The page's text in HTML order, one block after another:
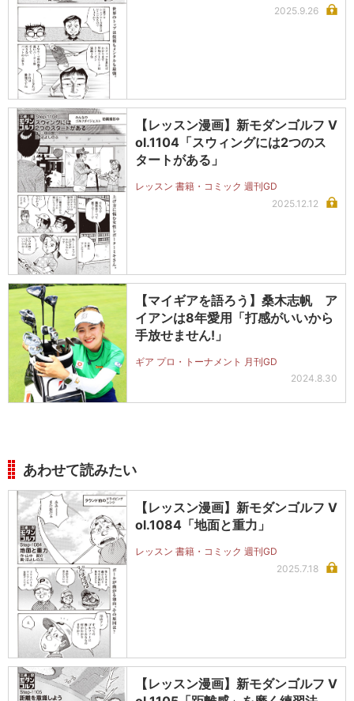
2025.9.26
【レッスン漫画】新モダンゴルフ V
ol.1104「スウィングには2つのス
タートがある」
レッスン 書籍・コミック 週刊GD
2025.12.12
【マイギアを語ろう】桑木志帆 ア
イアンは8年愛用「打感がいいから
手放せません!」
ギア プロ・トーナメント 月刊GD
2024.8.30
あわせて読みたい
【レッスン漫画】新モダンゴルフ V
ol.1084「地面と重力」
レッスン 書籍・コミック 週刊GD
2025.7.18
【レッスン漫画】新モダンゴルフ V